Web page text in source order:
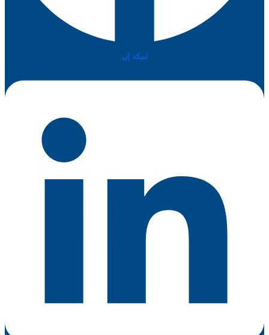
لينكد إن